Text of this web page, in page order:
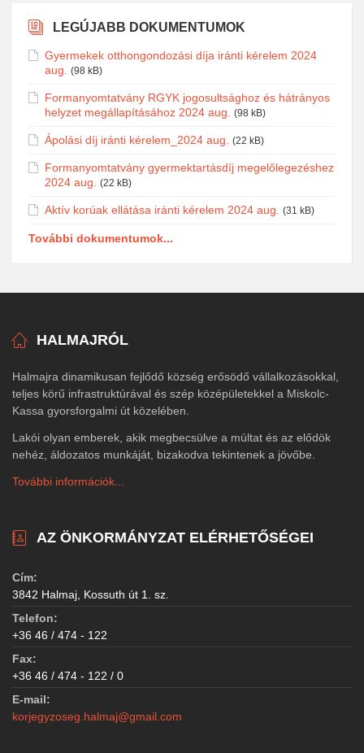
LEGÚJABB DOKUMENTUMOK
Gyermekek otthongondozási díja iránti kérelem 2024
aug.
(98 kB)
Formanyomtatvány RGYK jogosultsághoz és hátrányos
helyzet megállapításához 2024 aug.
(98 kB)
Ápolási díj iránti kérelem_2024 aug. (22 kB)
Formanyomtatvány gyermektartásdíj megelőlegezéshez
2024 aug.
(22 kB)
Aktív korúak ellátása iránti kérelem 2024 aug. (31 kB)
További dokumentumok...
HALMAJRÓL
Halmajra dinamikusan fejlődő község erősödő vállalkozásokkal,
teljes körű infrastruktúrával és szép középületekkel a Miskolc-
Kassa gyorsforgalmi út közelében.
Lakói olyan emberek, akik megbecsülve a múltat és az elődök
nehéz, áldozatos munkáját, bizakodva tekintenek a jövőbe.
További információk...
AZ ÖNKORMÁNYZAT ELÉRHETŐSÉGEI
Cím:
3842 Halmaj, Kossuth út 1. sz.
Telefon:
+36 46 / 474 - 122
Fax:
+36 46 / 474 - 122 / 0
E-mail:
korjegyzoseg.halmaj@gmail.com